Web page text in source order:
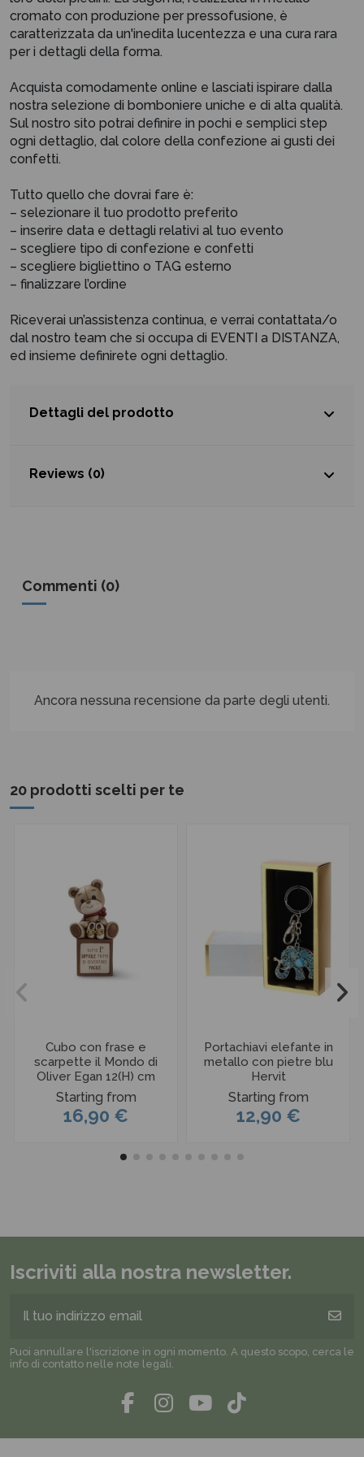
cromato con produzione per pressofusione, è
caratterizzata da un'inedita lucentezza e una cura rara
per i dettagli della forma.
Acquista comodamente online e lasciati ispirare dalla
nostra selezione di bomboniere uniche e di alta qualità.
Sul nostro sito potrai definire in pochi e semplici step
ogni dettaglio, dal colore della confezione ai gusti dei
confetti.
Tutto quello che dovrai fare è:
– selezionare il tuo prodotto preferito
– inserire data e dettagli relativi al tuo evento
– scegliere tipo di confezione e confetti
– scegliere bigliettino o TAG esterno
– finalizzare l’ordine
Riceverai un’assistenza continua, e verrai contattata/o
dal nostro team che si occupa di EVENTI a DISTANZA,
ed insieme definirete ogni dettaglio.
Dettagli del prodotto
Reviews (0)
Commenti (0)
Ancora nessuna recensione da parte degli utenti.
20 prodotti scelti per te
Cubo con frase e
scarpette il Mondo di
Oliver Egan 12(H) cm
Starting from
16,90 €
Portachiavi elefante in
metallo con pietre blu
Hervit
Starting from
12,90 €
Iscriviti alla nostra newsletter.
Puoi annullare l'iscrizione in ogni momento. A questo scopo, cerca le
info di contatto nelle note legali.